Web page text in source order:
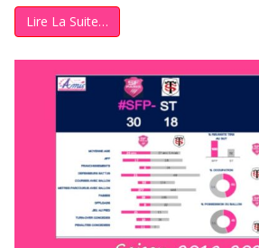
Lire La Suite…